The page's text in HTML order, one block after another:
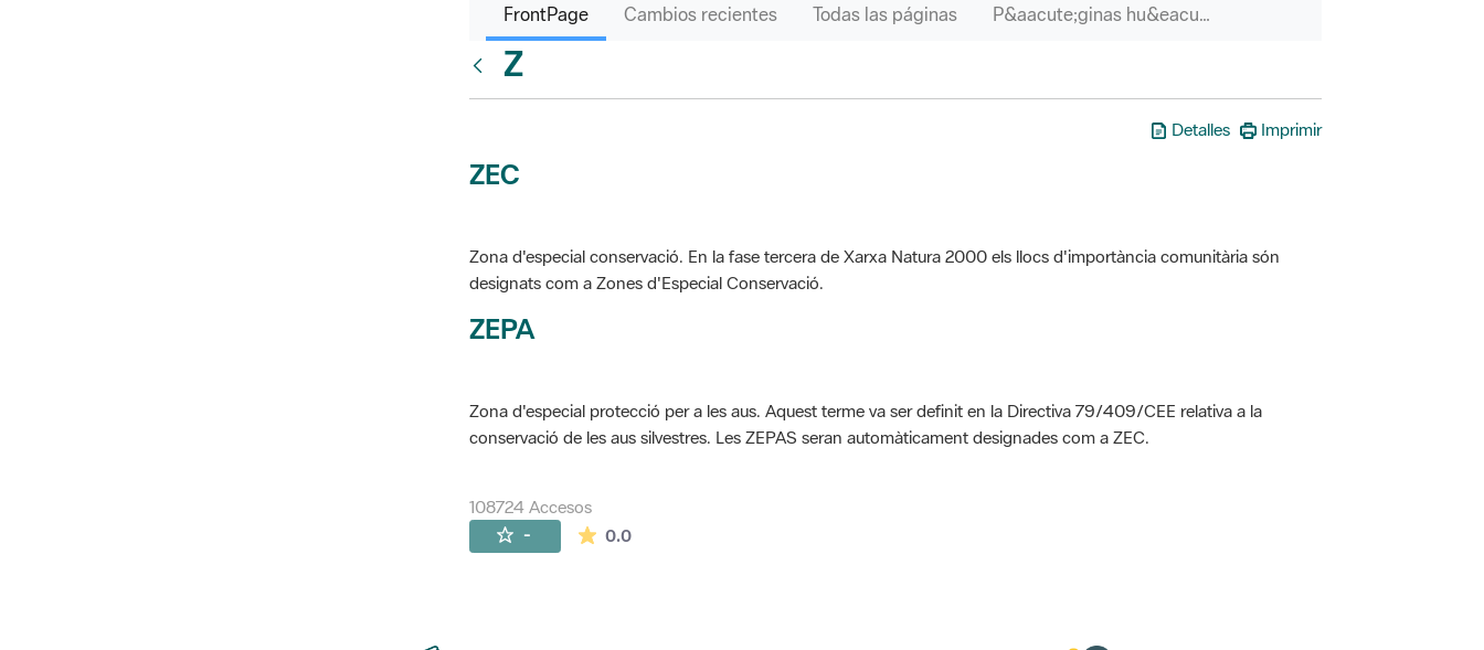
FrontPage Cambios recientes Todas las páginas P&aacute;ginas hu&eacute;rfanas
Z
Detalles Imprimir
ZEC
Zona d'especial conservació. En la fase tercera de Xarxa Natura 2000 els llocs d'importància comunitària són
designats com a Zones d'Especial Conservació.
ZEPA
Zona d'especial protecció per a les aus. Aquest terme va ser definit en la Directiva 79/409/CEE relativa a la
conservació de les aus silvestres. Les ZEPAS seran automàticament designades com a ZEC.
108724 Accesos
- 0.0La valoración media es de 0 estrellas de 5.